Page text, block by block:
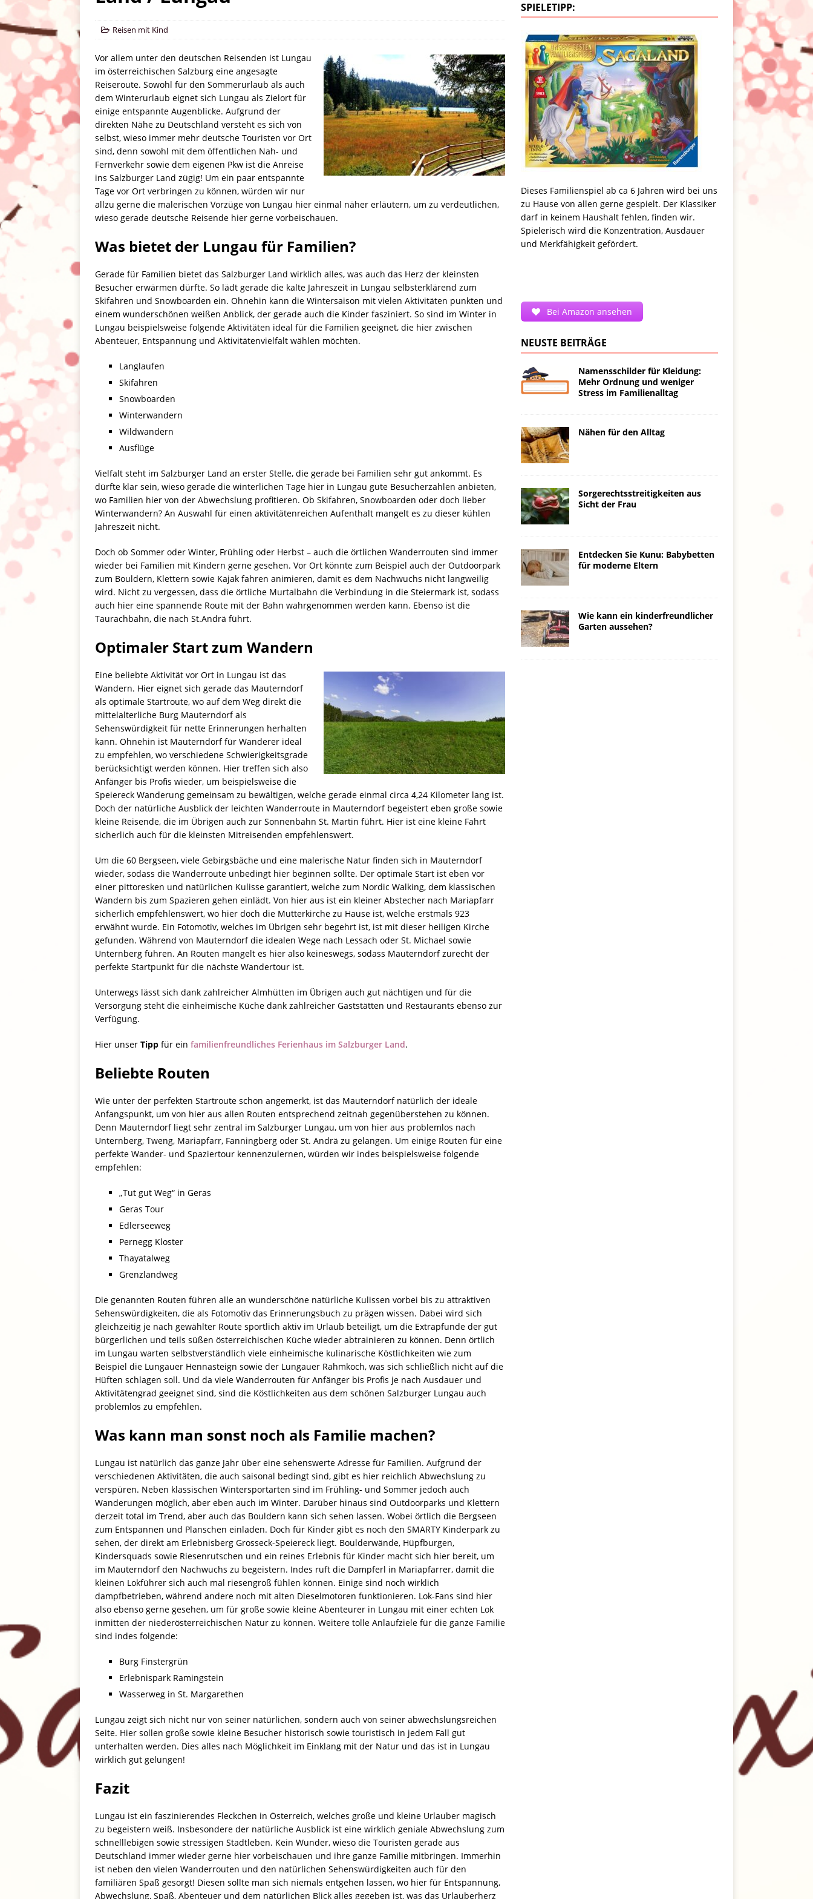
Familienalltag
Reisen mit Kind
Vor allem unter den deutschen Reisenden ist Lungau
im österreichischen Salzburg eine angesagte
Reiseroute. Sowohl für den Sommerurlaub als auch
dem Winterurlaub eignet sich Lungau als Zielort für
einige entspannte Augenblicke. Aufgrund der
direkten Nähe zu Deutschland versteht es sich von
selbst, wieso immer mehr deutsche Touristen vor Ort
sind, denn sowohl mit dem öffentlichen Nah- und
Fernverkehr sowie dem eigenen Pkw ist die Anreise
ins Salzburger Land zügig! Um ein paar entspannte
Tage vor Ort verbringen zu können, würden wir nur
allzu gerne die malerischen Vorzüge von Lungau hier einmal näher erläutern, um zu verdeutlichen,
wieso gerade deutsche Reisende hier gerne vorbeischauen.
Was bietet der Lungau für Familien?
Gerade für Familien bietet das Salzburger Land wirklich alles, was auch das Herz der kleinsten
Besucher erwärmen dürfte. So lädt gerade die kalte Jahreszeit in Lungau selbsterklärend zum
Skifahren und Snowboarden ein. Ohnehin kann die Wintersaison mit vielen Aktivitäten punkten und
einem wunderschönen weißen Anblick, der gerade auch die Kinder fasziniert. So sind im Winter in
Lungau beispielsweise folgende Aktivitäten ideal für die Familien geeignet, die hier zwischen
Abenteuer, Entspannung und Aktivitätenvielfalt wählen möchten.
Langlaufen
Skifahren
Snowboarden
Winterwandern
Wildwandern
Ausflüge
Vielfalt steht im Salzburger Land an erster Stelle, die gerade bei Familien sehr gut ankommt. Es
dürfte klar sein, wieso gerade die winterlichen Tage hier in Lungau gute Besucherzahlen anbieten,
wo Familien hier von der Abwechslung profitieren. Ob Skifahren, Snowboarden oder doch lieber
Winterwandern? An Auswahl für einen aktivitätenreichen Aufenthalt mangelt es zu dieser kühlen
Jahreszeit nicht.
Doch ob Sommer oder Winter, Frühling oder Herbst – auch die örtlichen Wanderrouten sind immer
wieder bei Familien mit Kindern gerne gesehen. Vor Ort könnte zum Beispiel auch der Outdoorpark
zum Bouldern, Klettern sowie Kajak fahren animieren, damit es dem Nachwuchs nicht langweilig
wird. Nicht zu vergessen, dass die örtliche Murtalbahn die Verbindung in die Steiermark ist, sodass
auch hier eine spannende Route mit der Bahn wahrgenommen werden kann. Ebenso ist die
Taurachbahn, die nach St.Andrä führt.
Optimaler Start zum Wandern
Eine beliebte Aktivität vor Ort in Lungau ist das
Wandern. Hier eignet sich gerade das Mauterndorf
als optimale Startroute, wo auf dem Weg direkt die
mittelalterliche Burg Mauterndorf als
Sehenswürdigkeit für nette Erinnerungen herhalten
kann. Ohnehin ist Mauterndorf für Wanderer ideal
zu empfehlen, wo verschiedene Schwierigkeitsgrade
berücksichtigt werden können. Hier treffen sich also
Anfänger bis Profis wieder, um beispielsweise die
Speiereck Wanderung gemeinsam zu bewältigen, welche gerade einmal circa 4,24 Kilometer lang ist.
Doch der natürliche Ausblick der leichten Wanderroute in Mauterndorf begeistert eben große sowie
kleine Reisende, die im Übrigen auch zur Sonnenbahn St. Martin führt. Hier ist eine kleine Fahrt
sicherlich auch für die kleinsten Mitreisenden empfehlenswert.
Um die 60 Bergseen, viele Gebirgsbäche und eine malerische Natur finden sich in Mauterndorf
wieder, sodass die Wanderroute unbedingt hier beginnen sollte. Der optimale Start ist eben vor
einer pittoresken und natürlichen Kulisse garantiert, welche zum Nordic Walking, dem klassischen
Wandern bis zum Spazieren gehen einlädt. Von hier aus ist ein kleiner Abstecher nach Mariapfarr
sicherlich empfehlenswert, wo hier doch die Mutterkirche zu Hause ist, welche erstmals 923
erwähnt wurde. Ein Fotomotiv, welches im Übrigen sehr begehrt ist, ist mit dieser heiligen Kirche
gefunden. Während von Mauterndorf die idealen Wege nach Lessach oder St. Michael sowie
Unternberg führen. An Routen mangelt es hier also keineswegs, sodass Mauterndorf zurecht der
perfekte Startpunkt für die nächste Wandertour ist.
Unterwegs lässt sich dank zahlreicher Almhütten im Übrigen auch gut nächtigen und für die
Versorgung steht die einheimische Küche dank zahlreicher Gaststätten und Restaurants ebenso zur
Verfügung.
Hier unser Tipp für ein familienfreundliches Ferienhaus im Salzburger Land.
Beliebte Routen
Wie unter der perfekten Startroute schon angemerkt, ist das Mauterndorf natürlich der ideale
Anfangspunkt, um von hier aus allen Routen entsprechend zeitnah gegenüberstehen zu können.
Denn Mauterndorf liegt sehr zentral im Salzburger Lungau, um von hier aus problemlos nach
Unternberg, Tweng, Mariapfarr, Fanningberg oder St. Andrä zu gelangen. Um einige Routen für eine
perfekte Wander- und Spaziertour kennenzulernen, würden wir indes beispielsweise folgende
empfehlen:
„Tut gut Weg“ in Geras
Geras Tour
Edlerseeweg
Pernegg Kloster
Thayatalweg
Grenzlandweg
Die genannten Routen führen alle an wunderschöne natürliche Kulissen vorbei bis zu attraktiven
Sehenswürdigkeiten, die als Fotomotiv das Erinnerungsbuch zu prägen wissen. Dabei wird sich
gleichzeitig je nach gewählter Route sportlich aktiv im Urlaub beteiligt, um die Extrapfunde der gut
bürgerlichen und teils süßen österreichischen Küche wieder abtrainieren zu können. Denn örtlich
im Lungau warten selbstverständlich viele einheimische kulinarische Köstlichkeiten wie zum
Beispiel die Lungauer Hennasteign sowie der Lungauer Rahmkoch, was sich schließlich nicht auf die
Hüften schlagen soll. Und da viele Wanderrouten für Anfänger bis Profis je nach Ausdauer und
Aktivitätengrad geeignet sind, sind die Köstlichkeiten aus dem schönen Salzburger Lungau auch
problemlos zu empfehlen.
Was kann man sonst noch als Familie machen?
Lungau ist natürlich das ganze Jahr über eine sehenswerte Adresse für Familien. Aufgrund der
verschiedenen Aktivitäten, die auch saisonal bedingt sind, gibt es hier reichlich Abwechslung zu
verspüren. Neben klassischen Wintersportarten sind im Frühling- und Sommer jedoch auch
Wanderungen möglich, aber eben auch im Winter. Darüber hinaus sind Outdoorparks und Klettern
derzeit total im Trend, aber auch das Bouldern kann sich sehen lassen. Wobei örtlich die Bergseen
zum Entspannen und Planschen einladen. Doch für Kinder gibt es noch den SMARTY Kinderpark zu
sehen, der direkt am Erlebnisberg Grosseck-Speiereck liegt. Boulderwände, Hüpfburgen,
Kindersquads sowie Riesenrutschen und ein reines Erlebnis für Kinder macht sich hier bereit, um
im Mauterndorf den Nachwuchs zu begeistern. Indes ruft die Dampferl in Mariapfarrer, damit die
kleinen Lokführer sich auch mal riesengroß fühlen können. Einige sind noch wirklich
dampfbetrieben, während andere noch mit alten Dieselmotoren funktionieren. Lok-Fans sind hier
also ebenso gerne gesehen, um für große sowie kleine Abenteurer in Lungau mit einer echten Lok
inmitten der niederösterreichischen Natur zu können. Weitere tolle Anlaufziele für die ganze Familie
sind indes folgende:
Burg Finstergrün
Erlebnispark Ramingstein
Wasserweg in St. Margarethen
Lungau zeigt sich nicht nur von seiner natürlichen, sondern auch von seiner abwechslungsreichen
Seite. Hier sollen große sowie kleine Besucher historisch sowie touristisch in jedem Fall gut
unterhalten werden. Dies alles nach Möglichkeit im Einklang mit der Natur und das ist in Lungau
wirklich gut gelungen!
Fazit
Lungau ist ein faszinierendes Fleckchen in Österreich, welches große und kleine Urlauber magisch
zu begeistern weiß. Insbesondere der natürliche Ausblick ist eine wirklich geniale Abwechslung zum
schnelllebigen sowie stressigen Stadtleben. Kein Wunder, wieso die Touristen gerade aus
Deutschland immer wieder gerne hier vorbeischauen und ihre ganze Familie mitbringen. Immerhin
ist neben den vielen Wanderrouten und den natürlichen Sehenswürdigkeiten auch für den
familiären Spaß gesorgt! Diesen sollte man sich niemals entgehen lassen, wo hier für Entspannung,
Abwechslung, Spaß, Abenteuer und dem natürlichen Blick alles gegeben ist, was das Urlauberherz
SPIELETIPP:
Dieses Familienspiel ab ca 6 Jahren wird bei uns
zu Hause von allen gerne gespielt. Der Klassiker
darf in keinem Haushalt fehlen, finden wir.
Spielerisch wird die Konzentration, Ausdauer
und Merkfähigkeit gefördert.
Bei Amazon ansehen
NEUSTE BEITRÄGE
Namensschilder für Kleidung:
Mehr Ordnung und weniger
Stress im Familienalltag
Nähen für den Alltag
Sorgerechtsstreitigkeiten aus
Sicht der Frau
Entdecken Sie Kunu: Babybetten
für moderne Eltern
Wie kann ein kinderfreundlicher
Garten aussehen?